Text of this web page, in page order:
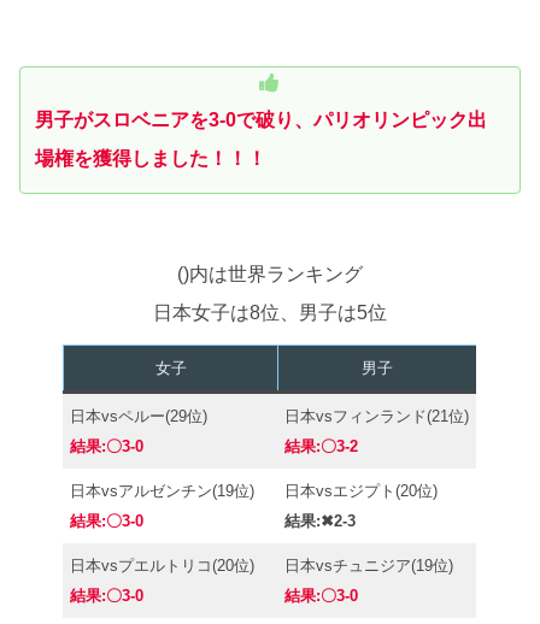
男子がスロベニアを3-0で破り、パリオリンピック出
場権を獲得しました！！！
()内は世界ランキング
日本女子は8位、男子は5位
女子 男子
日本vsペルー(29位)
結果:〇3-0
日本vsフィンランド(21位)
結果:〇3-2
日本vsアルゼンチン(19位)
結果:〇3-0
日本vsエジプト(20位)
結果:✖2-3
日本vsプエルトリコ(20位)
結果:〇3-0
日本vsチュニジア(19位)
結果:〇3-0